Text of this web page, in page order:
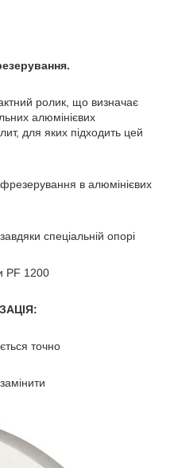
ролик, що визначає
алюмінієвих
для яких підходить цей
в алюмінієвих
спеціальній опорі
PF 1200
точно